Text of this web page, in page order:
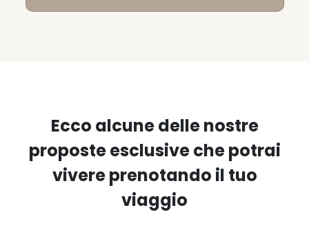
Ecco alcune delle nostre
proposte esclusive che potrai
vivere prenotando il tuo
viaggio